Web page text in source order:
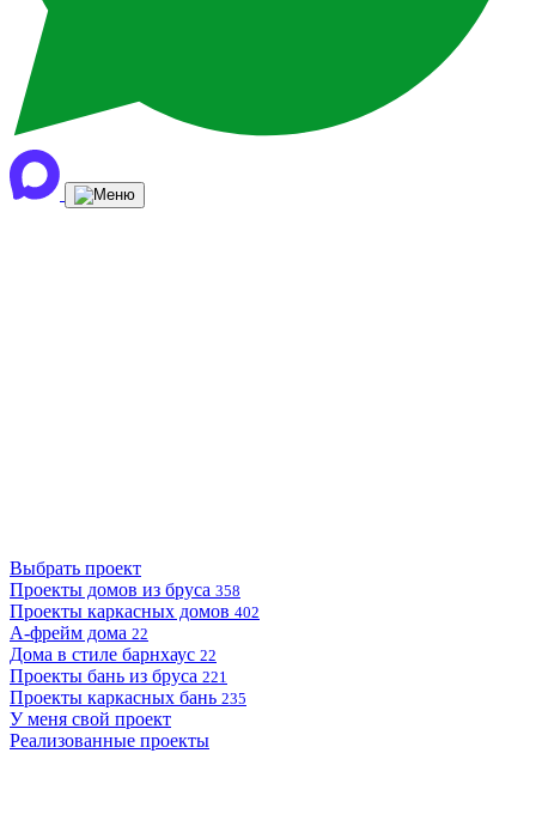
Выбрать проект
Проекты домов из бруса 358
Проекты каркасных домов 402
А-фрейм дома 22
Дома в стиле барнхаус 22
Проекты бань из бруса 221
Проекты каркасных бань 235
У меня свой проект
Реализованные проекты